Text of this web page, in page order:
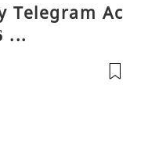
Telegram Ac
...